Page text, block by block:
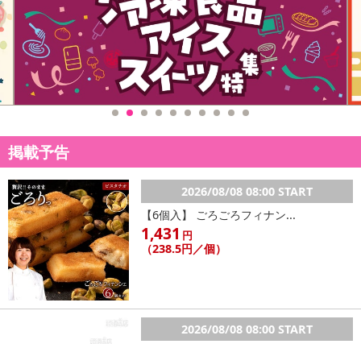
掲載予告
2026/08/08 08:00 START
【6個入】 ごろごろフィナン...
1,431 円
（238.5円／個）
2026/08/08 08:00 START